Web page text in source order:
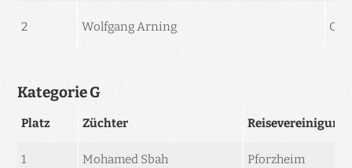
2 Wolfgang Arning
Kategorie G
Platz Züchter Reisevereinigung
1 Mohamed Sbah Pforzheim